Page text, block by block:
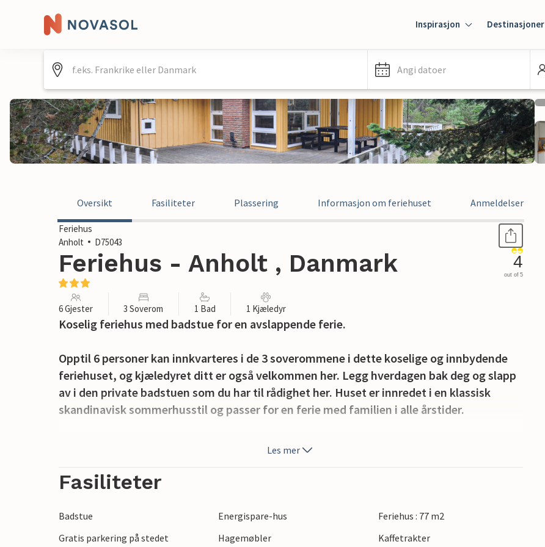
Inspirasjon Destinasjoner
Angi datoer
Oversikt Fasiliteter Plassering Informasjon om feriehuset Anmeldelser
Feriehus
Anholt
D75043
Feriehus - Anholt , Danmark 4
out of 5
6 Gjester 3 Soverom 1 Bad 1 Kjæledyr
Koselig feriehus med badstue for en avslappende ferie.
Opptil 6 personer kan innkvarteres i de 3 soverommene i dette koselige og innbydende
feriehuset, og kjæledyret ditt er også velkommen her. Legg hverdagen bak deg og slapp
av i den private badstuen som du har til rådighet her. Huset er innredet i en klassisk
skandinavisk sommerhusstil og passer for en ferie med familien i alle årstider.
Uteområdene til feriehuset er også veldig tiltalende. På den åpne terrassen mot sør og
og for perfekt solglede på den 2000 m² store skogstomten er det solsenger klare for deg.
Det er fantastisk natur å oppdage på Kattegatøya, du velger selv om du foretrekker å gå
Les mer
Fasiliteter
Badstue Energispare-hus
Feriehus : 77 m2
Gratis parkering på stedet
Hagemøbler
Kaffetrakter